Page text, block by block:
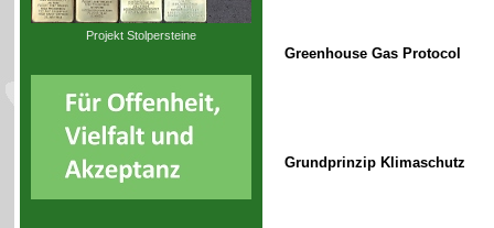
Projekt Stolpersteine
Greenhouse Gas Protocol
Grundprinzip Klimaschutz